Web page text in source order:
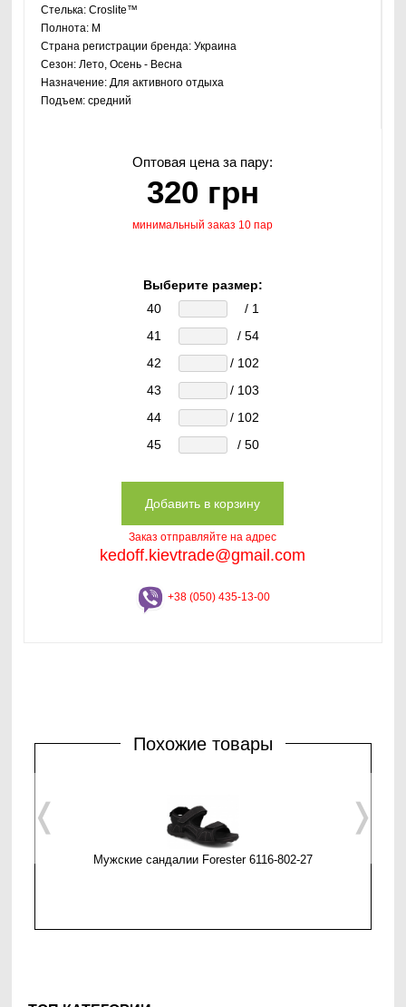
Стелька:Croslite™
Полнота: M
Страна регистрации бренда:Украина
Сезон:Лето, Осень - Весна
Назначение:Для активного отдыха
Подъем:средний
Оптовая цена за пару:
320 грн
минимальный заказ 10 пар
Выберите размер:
40
/ 1
41
/ 54
42
/ 102
43
/ 103
44
/ 102
45
/ 50
Заказ отправляйте на адрес
kedoff.kievtrade@gmail.com
+38 (050) 435-13-00
Похожие товары
Мужские сандалии Forester 6116-802-27
❬ ❭